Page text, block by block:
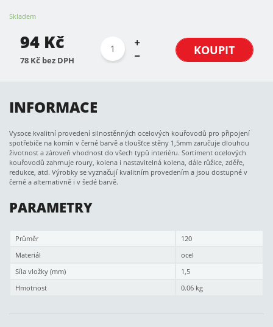
Skladem
94 Kč
78 Kč bez DPH
KOUPIT
INFORMACE
Vysoce kvalitní provedení silnostěnných ocelových kouřovodů pro připojení
spotřebiče na komín v černé barvě a tloušťce stěny 1,5mm zaručuje dlouhou
životnost a zároveň vhodnost do všech typů interiéru. Sortiment ocelových
kouřovodů zahrnuje roury, kolena i nastavitelná kolena, dále růžice, zděře,
redukce, atd. Výrobky se vyznačují kvalitním provedením a jsou dostupné v
černé a alternativně i v šedé barvě.
PARAMETRY
Průměr
120
Materiál
ocel
Síla vložky (mm)
1,5
Hmotnost
0.06 kg